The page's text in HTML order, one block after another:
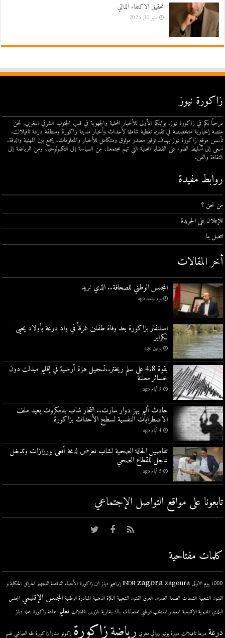
تحقيق الاكتفاء الذاتي
مايو 30, 2026
زاكورة نيوز
مرحبًا بكم في زاكورة نيوز، بوابتكم الأولى للأخبار المحلية والجهوية في قلب الجنوب الشرقي المغربي. نحن
منصة إخبارية متخصصة في تقديم تغطية شاملة لأحداث وأخبار مدينة زاكورة ومنطقة درعة تافيلالت.
تأسس موقع زاكورة نيوز بهدف توفير مصدر موثوق ومتكامل للأخبار والمعلومات، يجمع بين المهنية والدقة.
نسعى إلى تسليط الضوء على القضايا المحلية التي تهم مجتمعنا، من السياسة إلى التكنولوجيا، ومن الرياضة إلى
الثقافة والفن.
روابط مفيدة
من نحن ؟
للإعلان على الجريدة
اتصل بنا
أخر المقالات
المجلس الوطني للصحافة.. الذي نريد
يوم واحد ago
استنفار بزاكورة بعد وفاة طفلين غرقاً في واد درعة بأولاد يحيى
لكراير
يومين ago
بقوة 4.8 على سلم ريختر..تسجيل هزة أرضية في إقليم ميدلت دون
خسائر معلنة
3 أيام ago
حادث أليم يهز دوار سارت.. انتحار شاب بتامكروت يعيد ملف
الاضطرابات النفسية لسطح الأحداث بزاكورة
4 أيام ago
تفاصيل الحالة الصحية لشاب تعرض لدغة أفعى بورزازات وتدخل
عاجل للقطاع الصحي
5 أيام ago
تابعونا على مواقع التواصل اﻹجتماعي
كلمات مفتاحية
1000 يوم الاولى INDH zagora zagoura إبراهيم دياز ابن زاكورة الأحياء الناقصة التجهيز الحرائق الحكاية و
الفنون الشعبية الشحات الصحة العمران الغرق الفنون الشعبية الكرة الذهبية المبادرة الوطنية المجلس الإقليمي المجلس
البلدي المديرية الإقليمية المعيدر المنتخب الوطني امتحانات باك بلغارية تازرين تافيلالت تعليم جماعة زاكورة حملة دباز
درعة درعة تافيلالت دورة يونيو روائي مغربي رياضةزاكورة زكونو ستارا زاكورة طه العياشي قسم